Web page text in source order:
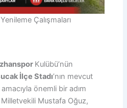
Çalışmaları
Kulübü’nün
İlçe Stadı’nın mevcut
önemli bir adım
Milletvekili Mustafa Oğuz,